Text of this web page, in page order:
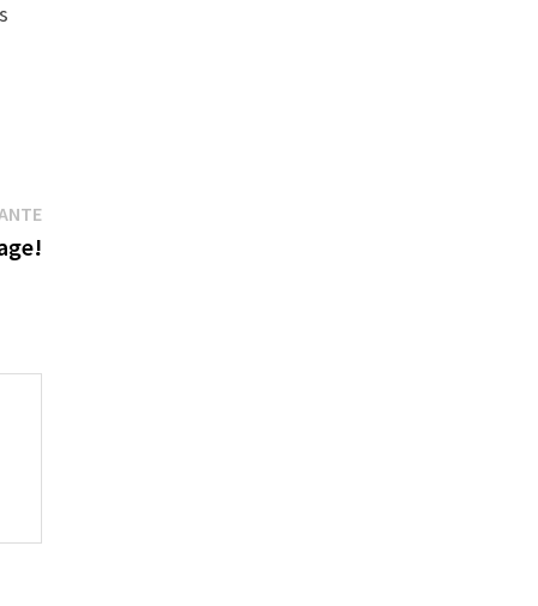
Publication
suivante :